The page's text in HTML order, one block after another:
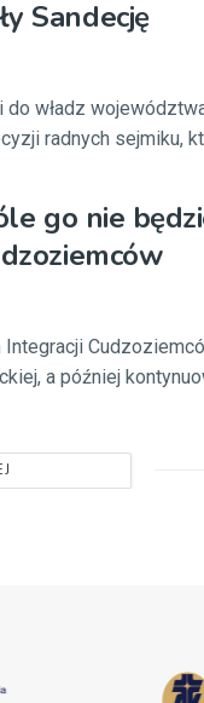
Sandecję
władz
radnych sejmiku,
go nie
a później